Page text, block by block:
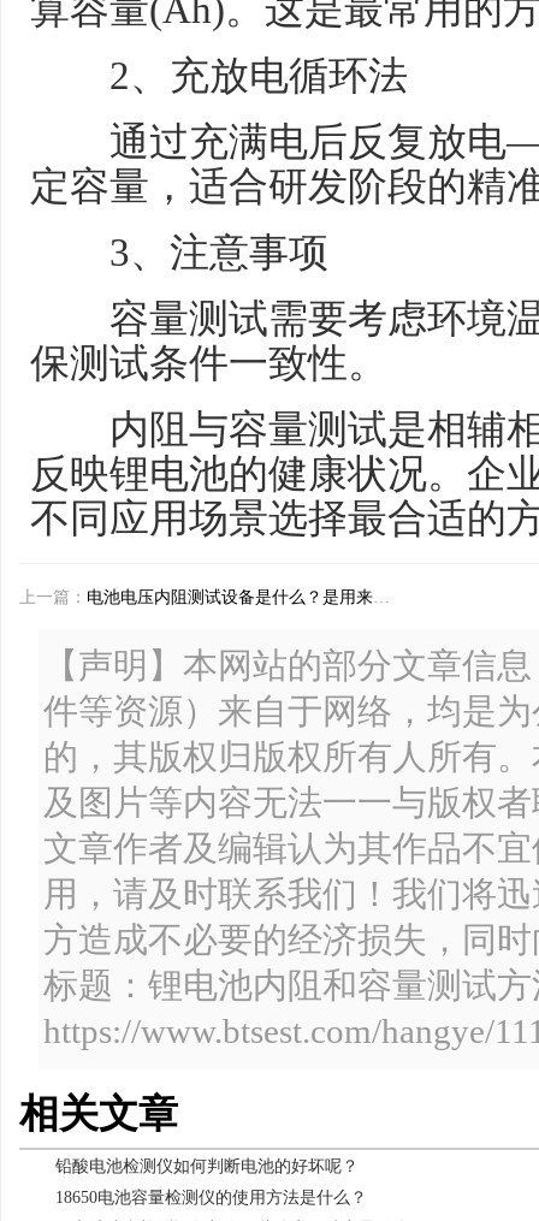
算容量(Ah)。这是最常用的
2、充放电循环法
通过充满电后反复放电—
定容量，适合研发阶段的精
3、注意事项
容量测试需要考虑环境温
保测试条件一致性。
内阻与容量测试是相辅相
反映锂电池的健康状况。企
不同应用场景选择最合适的
上一篇： 电池电压内阻测试设备是什么？是用来做什么的？
【声明】本网站的部分文章信
件等资源）来自于网络，均是
的，其版权归版权所有人所有
及图片等内容无法一一与版权
文章作者及编辑认为其作品不
用，请及时联系我们！我们将
方造成不必要的经济损失，同
标题：锂电池内阻和容量测试
https://www.btsest.com/hangye/
相关文章
铅酸电池检测仪如何判断电池的好坏呢？
18650电池容量检测仪的使用方法是什么？